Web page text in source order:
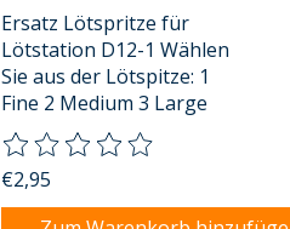
Ersatz Lötspritze für
Lötstation D12-1 Wählen
Sie aus der Lötspitze: 1
Fine 2 Medium 3 Large
Die Bewertung dieses
€2,95